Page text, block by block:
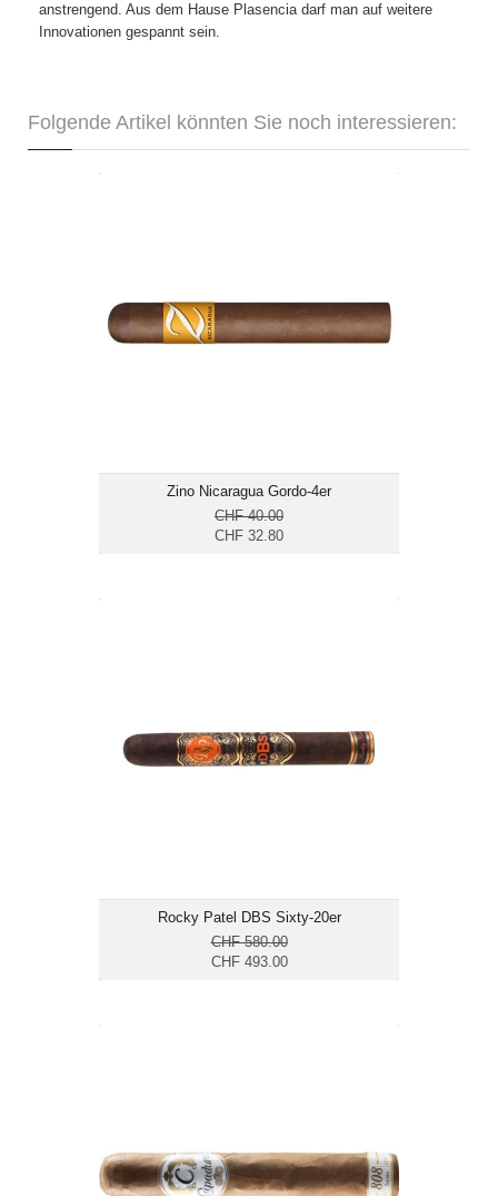
anstrengend. Aus dem Hause Plasencia darf man auf weitere
Innovationen gespannt sein.
Folgende Artikel könnten Sie noch interessieren:
Zino Nicaragua Gordo-4er
CHF 40.00
CHF 32.80
Ringmass: 60
Länge: 15.2
mittelkräftig
Rocky Patel DBS Sixty-20er
CHF 580.00
CHF 493.00
Länge: 15.2
mittelkräftig bis kräftig
Ringmass: 60
Länge: 15.2